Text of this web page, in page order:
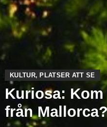
KULTUR, PLATSER ATT SE
Kuriosa:
från